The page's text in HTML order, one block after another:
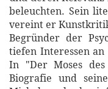
beleuchten. Sein
vereint er
Begründer der
tiefen Interessen an
In "Der Moses
Biografie und